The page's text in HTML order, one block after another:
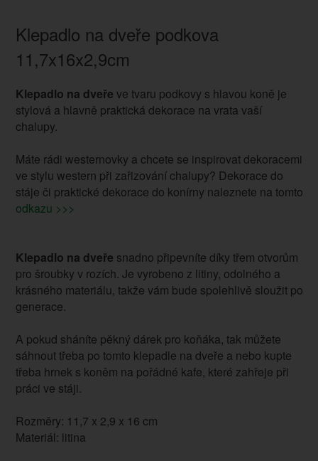
Klepadlo na dveře podkova
11,7x16x2,9cm
Klepadlo na dveře ve tvaru podkovy s hlavou koně je
stylová a hlavně praktická dekorace na vrata vaší
chalupy.
Máte rádi westernovky a chcete se inspirovat dekoracemi
ve stylu western při zařizování chalupy? Dekorace do
stáje či praktické dekorace do konírny naleznete na tomto
odkazu >>>
Klepadlo na dveře snadno připevníte díky třem otvorům
pro šroubky v rozích. Je vyrobeno z litiny, odolného a
krásného materiálu, takže vám bude spolehlivě sloužit po
generace.
A pokud sháníte pěkný dárek pro koňáka, tak můžete
sáhnout třeba po tomto klepadle na dveře a nebo kupte
třeba hrnek s koněm na pořádné kafe, které zahřeje při
práci ve stáji.
Rozměry: 11,7 x 2,9 x 16 cm
Materiál: litina